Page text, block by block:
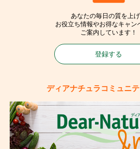
あなたの毎日の質を上
お役立ち情報やお得なキャン
ご案内しています！
登録する
ディアナチュラコミュニ